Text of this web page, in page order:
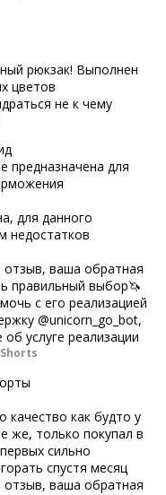
рюкзак! Выполнен
цветов
не к чему
предназначена для
для данного
недостатков
отзыв, ваша обратная
правильный выбор🦄
с его реализацией
@unicorn_go_bot,
услуге реализации
качество как будто у
же, только покупал в
сильно
спустя месяц
отзыв, ваша обратная